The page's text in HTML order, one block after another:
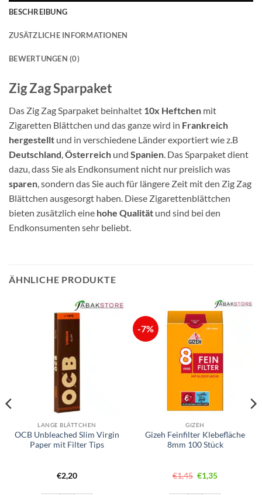
BESCHREIBUNG
ZUSÄTZLICHE INFORMATIONEN
BEWERTUNGEN (0)
Zig Zag Sparpaket
Das Zig Zag Sparpaket beinhaltet 10x Heftchen mit
Zigaretten Blättchen und das ganze wird in Frankreich
hergestellt und in verschiedene Länder exportiert wie z.B
Deutschland,Österreich und Spanien. Das Sparpaket dient
dazu, dass Sie als Endkonsument nicht nur preislich was
sparen, sondern das Sie auch für längere Zeit mit den Zig Zag
Blättchen ausgesorgt haben. Diese Zigarettenblättchen
bieten zusätzlich eine hohe Qualität und sind bei den
Endkonsumenten sehr beliebt.
ÄHNLICHE PRODUKTE
LANGE BLÄTTCHEN
OCB Unbleached Slim Virgin
Paper mit Filter Tips
€2,20
-7%
GIZEH
Gizeh Feinfilter Klebefläche
8mm 100 Stück
€1,45 Ursprünglicher
Preis
€1,35Aktueller